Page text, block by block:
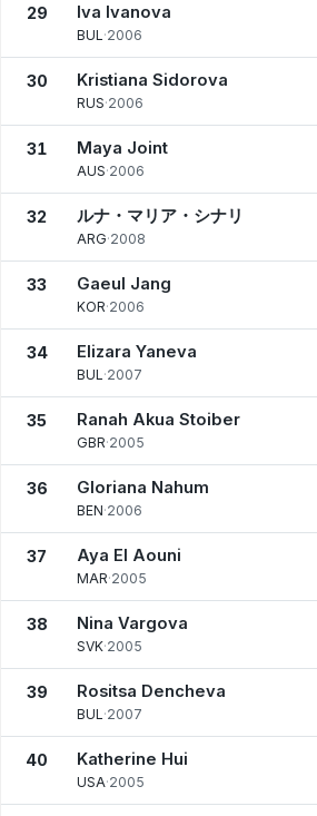
29 Iva Ivanova
BUL·2006
30 Kristiana Sidorova
RUS·2006
31 Maya Joint
AUS·2006
32 ルナ・マリア・シナリ
ARG·2008
33 Gaeul Jang
KOR·2006
34 Elizara Yaneva
BUL·2007
35 Ranah Akua Stoiber
GBR·2005
36 Gloriana Nahum
BEN·2006
37 Aya El Aouni
MAR·2005
38 Nina Vargova
SVK·2005
39 Rositsa Dencheva
BUL·2007
40 Katherine Hui
USA·2005